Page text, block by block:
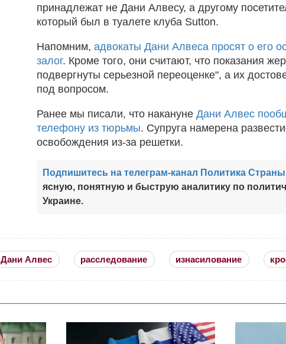
принадлежат не Дани Алвесу, а другому
который был в туалете клуба Sutton.
Напомним, адвокаты Дани Алвеса просят о его
залог. Кроме того, они считают, что показания
подвергнуты серьезной переоценке", а их
под вопросом.
Ранее мы писали, что накануне Дани Алвес
телефону из тюрьмы. Супруга намерена
освобождения из-за решетки.
Подпишитесь на телеграм-канал Политика Страны
ясную, понятную и быструю аналитику по
Украине.
Дани Алвес расследование изнасилование